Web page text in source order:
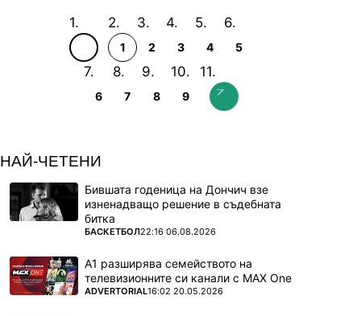
1 2 3 4 5
6 7 8 9
НАЙ-ЧЕТЕНИ
Бившата годеница на Дончич взе
изненадващо решение в съдебната
битка
ПОВЕЧЕ ОТ
БАСКЕТБОЛ22:16 06.08.2026
А1 разширява семейството на
телевизионните си канали с MAX One
ПОВЕЧЕ ОТ
ADVERTORIAL16:02 20.05.2026